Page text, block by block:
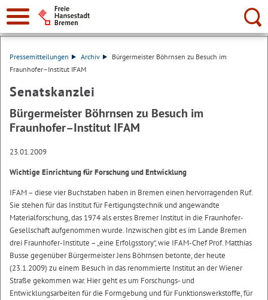
Suche:
Pressemitteilungen Archiv
Bürgermeister Böhrnsen zu Besuch im
Fraunhofer–Institut IFAM
Senatskanzlei
Bürgermeister Böhrnsen zu Besuch im
Fraunhofer–Institut IFAM
23.01.2009
Wichtige Einrichtung für Forschung und Entwicklung
IFAM – diese vier Buchstaben haben in Bremen einen hervorragenden Ruf.
Sie stehen für das Institut für Fertigungstechnik und angewandte
Materialforschung, das 1974 als erstes Bremer Institut in die Fraunhofer-
Gesellschaft aufgenommen wurde. Inzwischen gibt es im Lande Bremen
drei Fraunhofer-Institute – „eine Erfolgsstory“, wie IFAM-Chef Prof. Matthias
Busse gegenüber Bürgermeister Jens Böhrnsen betonte, der heute
(23.1.2009) zu einem Besuch in das renommierte Institut an der Wiener
Straße gekommen war. Hier geht es um Forschungs- und
Entwicklungsarbeiten für die Formgebung und für Funktionswerkstoffe, für